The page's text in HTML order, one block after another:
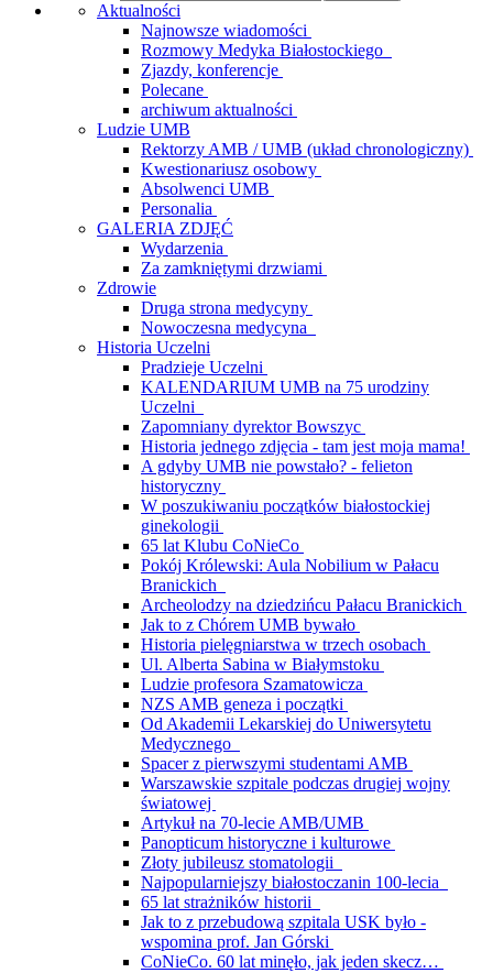
Aktualności
Najnowsze wiadomości
Rozmowy Medyka Białostockiego
Zjazdy, konferencje
Polecane
archiwum aktualności
Ludzie UMB
Rektorzy AMB / UMB (układ chronologiczny)
Kwestionariusz osobowy
Absolwenci UMB
Personalia
GALERIA ZDJĘĆ
Wydarzenia
Za zamkniętymi drzwiami
Zdrowie
Druga strona medycyny
Nowoczesna medycyna
Historia Uczelni
Pradzieje Uczelni
KALENDARIUM UMB na 75 urodziny
Uczelni
Zapomniany dyrektor Bowszyc
Historia jednego zdjęcia - tam jest moja mama!
A gdyby UMB nie powstało? - felieton
historyczny
W poszukiwaniu początków białostockiej
ginekologii
65 lat Klubu CoNieCo
Pokój Królewski: Aula Nobilium w Pałacu
Branickich
Archeolodzy na dziedzińcu Pałacu Branickich
Jak to z Chórem UMB bywało
Historia pielęgniarstwa w trzech osobach
Ul. Alberta Sabina w Białymstoku
Ludzie profesora Szamatowicza
NZS AMB geneza i początki
Od Akademii Lekarskiej do Uniwersytetu
Medycznego
Spacer z pierwszymi studentami AMB
Warszawskie szpitale podczas drugiej wojny
światowej
Artykuł na 70-lecie AMB/UMB
Panopticum historyczne i kulturowe
Złoty jubileusz stomatologii
Najpopularniejszy białostoczanin 100-lecia
65 lat strażników historii
Jak to z przebudową szpitala USK było -
wspomina prof. Jan Górski
CoNieCo. 60 lat minęło, jak jeden skecz…